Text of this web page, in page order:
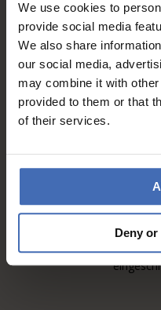
We use cookies to
provide social media
We also share
our social media,
may combine it with
provided to them or that
of their services.
Deny
Rechnung